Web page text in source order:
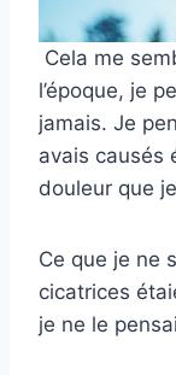
Cela me
l’époque, je
jamais. Je
avais causés
douleur que
Ce que je ne
cicatrices
je ne le